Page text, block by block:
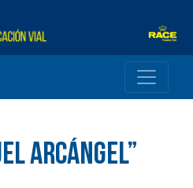
ARCÁNGEL”